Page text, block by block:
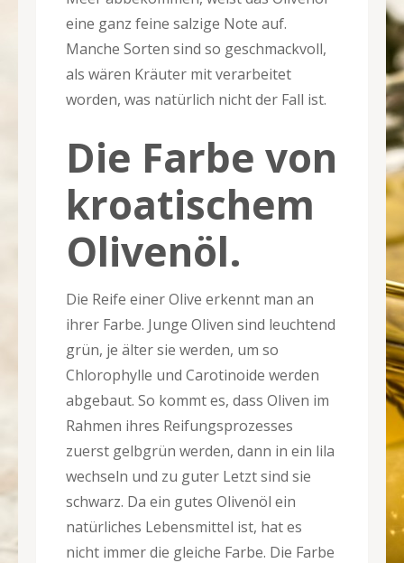
eine ganz feine salzige Note auf.
Manche Sorten sind so geschmackvoll,
als wären Kräuter mit verarbeitet
worden, was natürlich nicht der Fall ist.
Die Farbe von
kroatischem
Olivenöl.
Die Reife einer Olive erkennt man an
ihrer Farbe. Junge Oliven sind leuchtend
grün, je älter sie werden, um so
Chlorophylle und Carotinoide werden
abgebaut. So kommt es, dass Oliven im
Rahmen ihres Reifungsprozesses
zuerst gelbgrün werden, dann in ein lila
wechseln und zu guter Letzt sind sie
schwarz. Da ein gutes Olivenöl ein
natürliches Lebensmittel ist, hat es
nicht immer die gleiche Farbe. Die Farbe